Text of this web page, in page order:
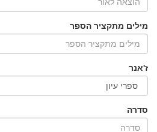
מילים מתקציר הספר
ז'אנר
סדרה